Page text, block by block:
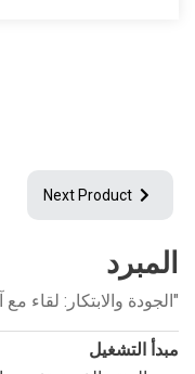
Next Product
المبرد
"الجودة والابتكار: لقاء مع آلات طحن أوزدن يم"
مبدأ التشغيل